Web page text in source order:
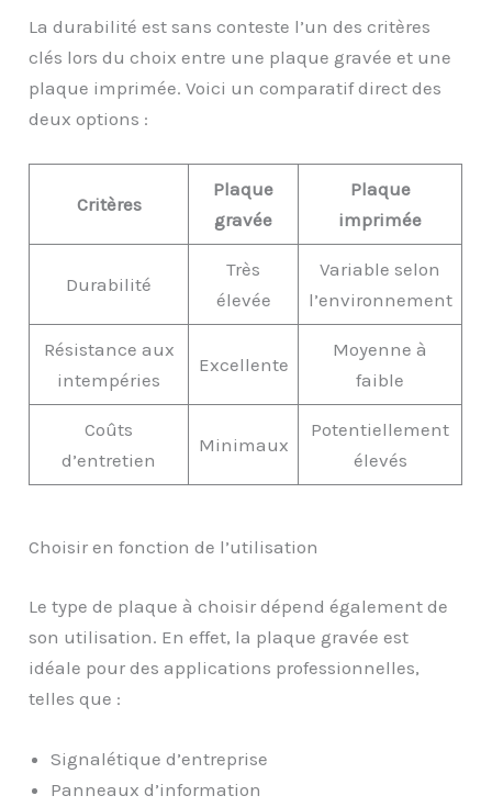
La durabilité est sans conteste l’un des critères
clés lors du choix entre une plaque gravée et une
plaque imprimée. Voici un comparatif direct des
deux options :
Critères
Plaque
gravée
Plaque
imprimée
Durabilité
Très
élevée
Variable selon
l’environnement
Résistance aux
intempéries
Excellente
Moyenne à
faible
Coûts
d’entretien
Minimaux
Potentiellement
élevés
Choisir en fonction de l’utilisation
Le type de plaque à choisir dépend également de
son utilisation. En effet, la plaque gravée est
idéale pour des applications professionnelles,
telles que :
Signalétique d’entreprise
Panneaux d’information